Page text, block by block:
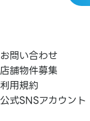
お問い合わせ
店舗物件募集
利用規約
公式SNSアカウント